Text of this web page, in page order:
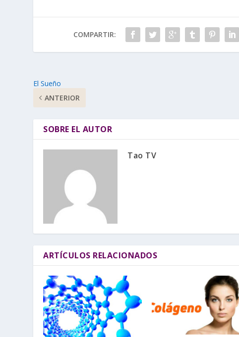
COMPARTIR:
El Sueño
ANTERIOR
SOBRE EL AUTOR
Tao TV
ARTÍCULOS RELACIONADOS